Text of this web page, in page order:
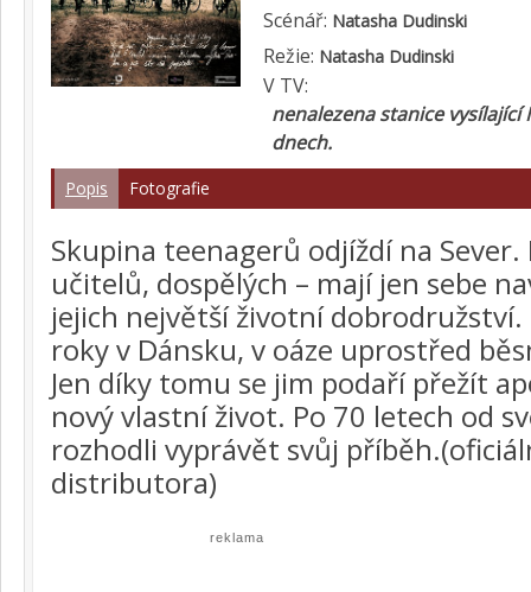
Scénář: Natasha Dudinski
Režie: Natasha Dudinski
V TV:
nenalezena stanice vysílající
dnech.
Popis Fotografie
Skupina teenagerů odjíždí na Sever.
učitelů, dospělých – mají jen sebe
jejich největší životní
roky v Dánsku, v oáze uprostřed
Jen díky tomu se jim podaří přežít
nový vlastní život. Po 70 letech od
rozhodli vyprávět svůj
distributora)
reklama